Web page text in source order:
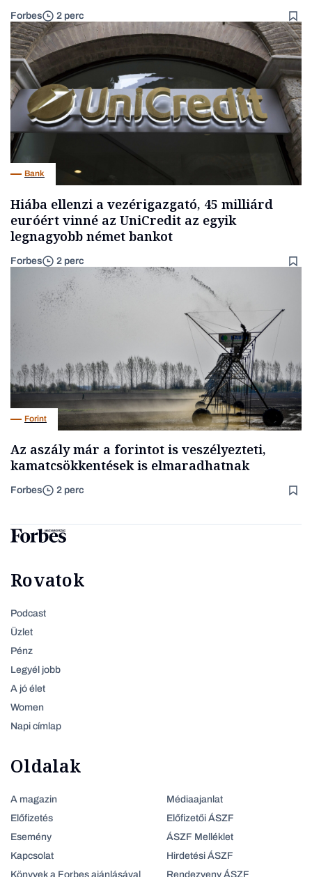
Forbes 2 perc
Bank
Hiába ellenzi a vezérigazgató, 45 milliárd
euróért vinné az UniCredit az egyik
legnagyobb német bankot
Forbes 2 perc
Forint
Az aszály már a forintot is veszélyezteti,
kamatcsökkentések is elmaradhatnak
Forbes 2 perc
Rovatok
Podcast
Üzlet
Pénz
Legyél jobb
A jó élet
Women
Napi címlap
Oldalak
A magazin
Előfizetés
Esemény
Kapcsolat
Könyvek a Forbes ajánlásával
Médiaajanlat
Előfizetői ÁSZF
ÁSZF Melléklet
Hirdetési ÁSZF
Rendezveny ÁSZF